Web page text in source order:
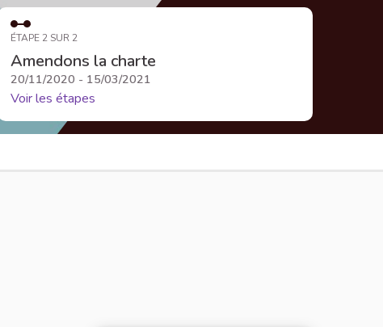
ÉTAPE 2 SUR 2
Amendons la charte
20/11/2020 - 15/03/2021
Voir les étapes